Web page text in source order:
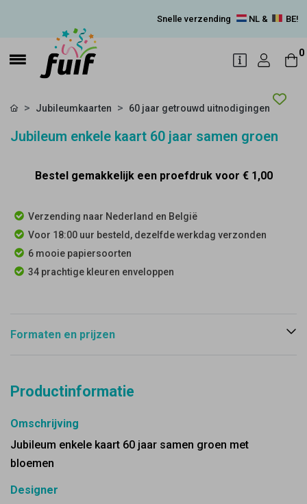
Snelle verzending NL & BE!
0
Jubileumkaarten 60 jaar getrouwd uitnodigingen
Jubileum enkele kaart 60 jaar samen groen
Bestel gemakkelijk een proefdruk voor € 1,00
Verzending naar Nederland en België
Voor 18:00 uur besteld, dezelfde werkdag verzonden
6 mooie papiersoorten
34 prachtige kleuren enveloppen
Formaten en prijzen
Productinformatie
Omschrijving
Jubileum enkele kaart 60 jaar samen groen met
bloemen
Designer